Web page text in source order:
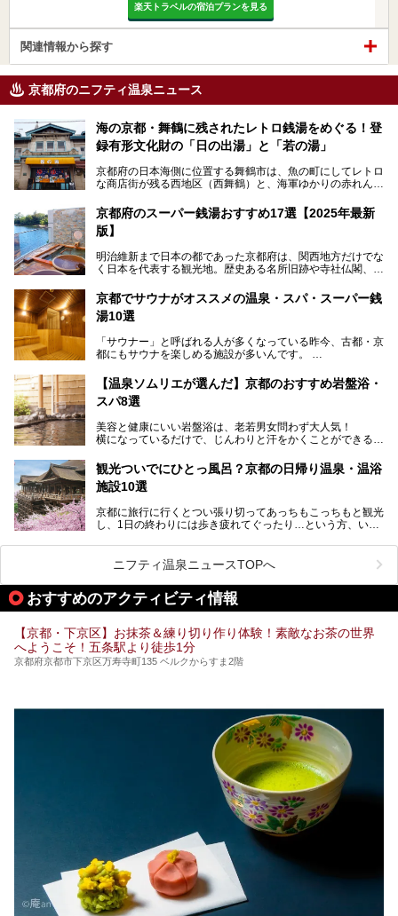
楽天トラベルの宿泊プランを見る
関連情報から探す
京都府のニフティ温泉ニュース
海の京都・舞鶴に残されたレトロ銭湯をめぐる！登
録有形文化財の「日の出湯」と「若の湯」
京都府の日本海側に位置する舞鶴市は、魚の町にしてレトロ
な商店街が残る西地区（西舞鶴）と、海軍ゆかりの赤れんが
ます。今回案内するのは西地区に今も残る2軒の銭湯「日の
出湯」と「若の湯」。いずれも国の登録有形文化財に指定さ
れた歴史ある建物でありながら、今も現役のお風呂屋さんで
漁師町や商店街で働く人々を支えてきたこの2軒の銭湯とと
ます。
───
この記事は京都府舞鶴市のPR記事です。
京都府のスーパー銭湯おすすめ17選【2025年最新
版】
明治維新まで日本の都であった京都府は、関西地方だけでな
く日本を代表する観光地。歴史ある名所旧跡や寺社仏閣、そ
今回は、そんな京都府で2025年現在おすすめのスーパー銭
湯を紹介します。
部でレジャー気分を満喫できる温泉施設まで、好みのスーパ
ー銭湯を探してみてくださいね。
京都でサウナがオススメの温泉・スパ・スーパー銭
湯10選
「サウナー」と呼ばれる人が多くなっている昨今、古都・京
都にもサウナを楽しめる施設が多いんです。
自分の好きなサウナを探すのもいいですが、さまざまなサウ
ナを体感してみたいですよね。
のある温浴施設を紹介します。
ウナを楽しみましょう！
【温泉ソムリエが選んだ】京都のおすすめ岩盤浴・
スパ8選
美容と健康にいい岩盤浴は、老若男女問わず大人気！
横になっているだけで、じんわりと汗をかくことができるの
地元の方はもちろん、旅先としても人気の京都。
観光のついでに岩盤浴のある温泉に浸かってリフレッシュす
今回は京都にある岩盤浴のある施設をピックアップしてご紹
観光ついでにひとっ風呂？京都の日帰り温泉・温浴
施設10選
京都に旅行に行くとつい張り切ってあっちもこっちもと観光
し、1日の終わりには歩き疲れてぐったり…という方、いま
そんな疲れた身体には温泉です！京都には、市内にも郊外に
も素晴らしい温泉がたくさんあります。そこで、日帰り利用
できるおすすめの温泉・温浴施設をまとめてみました。
ニフティ温泉ニュースTOPへ
おすすめのアクティビティ情報
【京都・下京区】お抹茶＆練り切り作り体験！素敵なお茶の世界
へようこそ！五条駅より徒歩1分
京都府京都市下京区万寿寺町135 ベルクからすま2階